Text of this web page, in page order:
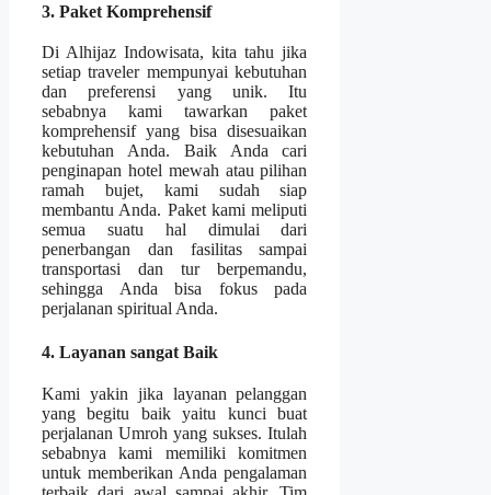
3. Paket Komprehensif
Di Alhijaz Indowisata, kita tahu jika
setiap traveler mempunyai kebutuhan
dan preferensi yang unik. Itu
sebabnya kami tawarkan paket
komprehensif yang bisa disesuaikan
kebutuhan Anda. Baik Anda cari
penginapan hotel mewah atau pilihan
ramah bujet, kami sudah siap
membantu Anda. Paket kami meliputi
semua suatu hal dimulai dari
penerbangan dan fasilitas sampai
transportasi dan tur berpemandu,
sehingga Anda bisa fokus pada
perjalanan spiritual Anda.
4. Layanan sangat Baik
Kami yakin jika layanan pelanggan
yang begitu baik yaitu kunci buat
perjalanan Umroh yang sukses. Itulah
sebabnya kami memiliki komitmen
untuk memberikan Anda pengalaman